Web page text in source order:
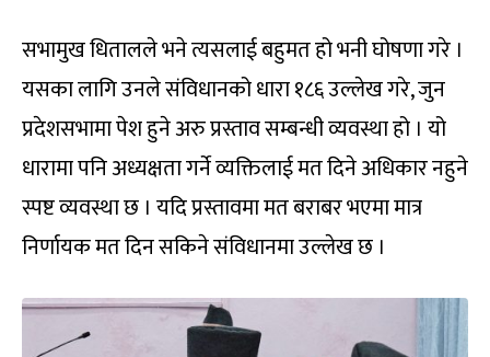
सभामुख धितालले भने त्यसलाई बहुमत हो भनी घोषणा गरे ।
यसका लागि उनले संविधानको धारा १८६ उल्लेख गरे, जुन
प्रदेशसभामा पेश हुने अरु प्रस्ताव सम्बन्धी व्यवस्था हो । यो
धारामा पनि अध्यक्षता गर्ने व्यक्तिलाई मत दिने अधिकार नहुने
स्पष्ट व्यवस्था छ । यदि प्रस्तावमा मत बराबर भएमा मात्र
निर्णायक मत दिन सकिने संविधानमा उल्लेख छ ।